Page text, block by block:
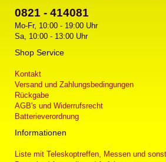
0821 - 414081
Mo-Fr, 10:00 - 19:00 Uhr
Sa, 10:00 - 13:00 Uhr
Shop Service
Kontakt
Versand und Zahlungsbedingungen
Rückgabe
AGB's und Widerrufsrecht
Batterieverordnung
Informationen
Liste mit Teleskoptreffen, Messen und